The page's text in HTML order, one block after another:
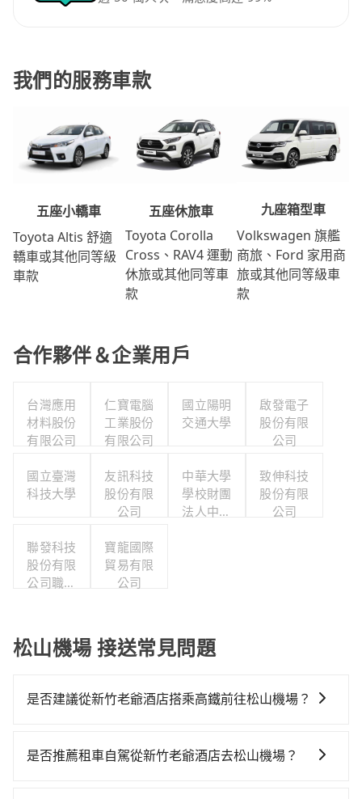
我們的服務車款
五座小轎車
Toyota Altis 舒適
轎車或其他同等級
車款
五座休旅車
Toyota Corolla
Cross、RAV4 運動
休旅或其他同等車
款
九座箱型車
Volkswagen 旗艦
商旅、Ford 家用商
旅或其他同等級車
款
合作夥伴＆企業用戶
台灣應用
材料股份
有限公司
仁寶電腦
工業股份
有限公司
國立陽明
交通大學
啟發電子
股份有限
公司
國立臺灣
科技大學
友訊科技
股份有限
公司
中華大學
學校財團
法人中華
致伸科技
股份有限
公司
聯發科技
股份有限
公司職工
寶龍國際
貿易有限
公司
松山機場 接送常見問題
是否建議從新竹老爺酒店搭乘高鐵前往松山機場？
費時、轉車麻煩！從最早06:36一直到23:27，新竹-台北
是否推薦租車自駕從新竹老爺酒店去松山機場？